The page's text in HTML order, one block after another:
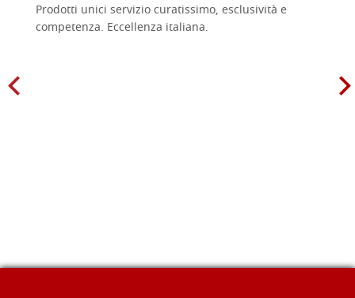
Prodotti unici servizio curatissimo, esclusività e
competenza. Eccellenza italiana.